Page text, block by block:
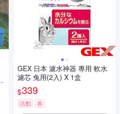
GEX 日本 濾水神器 專用 軟水
濾芯 兔用(2入) X 1盒
$339
活動 券